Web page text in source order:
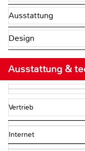
Ausstattung
Design
Ausstattung &
Vertrieb
Internet